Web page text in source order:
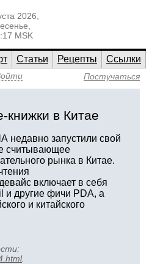
2026,
MSK
Статьи Рецепты
Ссылки
Постучаться
книжки в Китае
недавно запустили свой
считывающее
рынка в Китае.
включает в себя
и другие фичи PDA, а
и китайского
.